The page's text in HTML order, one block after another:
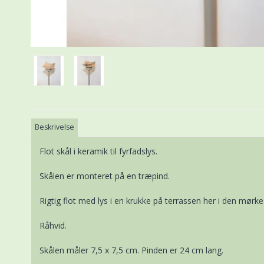
Beskrivelse
Flot skål i keramik til fyrfadslys.
Skålen er monteret på en træpind.
Rigtig flot med lys i en krukke på terrassen her i den
Råhvid.
Skålen måler 7,5 x 7,5 cm. Pinden er 24 cm lang.